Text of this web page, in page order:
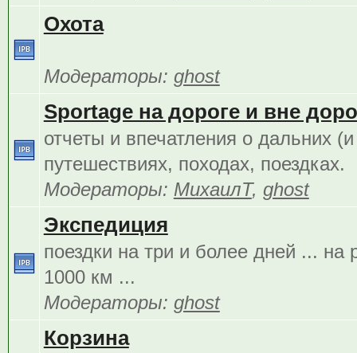
Охота
Модераторы: ghost
Sportage на дороге и вне
отчеты и впечатления о дальних
путешествиях, походах, поездках.
Модераторы: МихаилТ, ghost
Экспедиция
поездки на три и более дней ... на
1000 км ...
Модераторы: ghost
Корзина